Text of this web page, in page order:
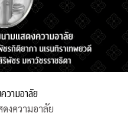
วามอาลัย
งความอาลัย